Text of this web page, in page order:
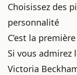
Choisissez des
personnalité
C’est la
Si vous admirez
Victoria